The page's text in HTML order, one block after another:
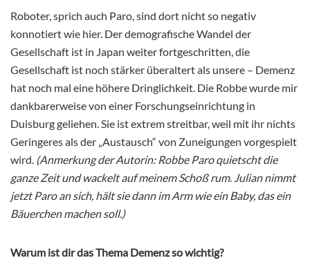
Roboter, sprich auch Paro, sind dort nicht so negativ
konnotiert wie hier. Der demografische Wandel der
Gesellschaft ist in Japan weiter fortgeschritten, die
Gesellschaft ist noch stärker überaltert als unsere – Demenz
hat noch mal eine höhere Dringlichkeit. Die Robbe wurde mir
dankbarerweise von einer Forschungseinrichtung in
Duisburg geliehen. Sie ist extrem streitbar, weil mit ihr nichts
Geringeres als der „Austausch“ von Zuneigungen vorgespielt
wird. (Anmerkung der Autorin: Robbe Paro quietscht die
ganze Zeit und wackelt auf meinem Schoß rum. Julian nimmt
jetzt Paro an sich, hält sie dann im Arm wie ein Baby, das ein
Bäuerchen machen soll.)
Warum ist dir das Thema Demenz so wichtig?